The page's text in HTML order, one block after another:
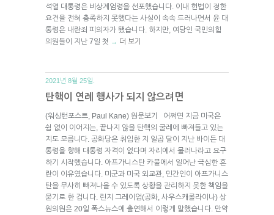
석열 대통령은 비상계엄령을 선포했습니다. 이내 헌법이 정한
요건을 전혀 충족하지 못했다는 사실이 속속 드러나면서 윤 대
통령은 내란죄 피의자가 됐습니다. 하지만, 여당인 국민의힘
의원들이 지난 7일 첫 → 더 보기
2021년 8월 25일.
탄핵이 연례 행사가 되지 않으려면
(워싱턴포스트, Paul Kane) 원문보기 어쩌면 지금 미국은
쉼 없이 이어지는, 끝나지 않을 탄핵의 굴레에 빠져들고 있는
지도 모릅니다. 공화당은 취임한 지 일곱 달이 지난 바이든 대
통령을 향해 대통령 자격이 없다며 자리에서 물러나라고 요구
하기 시작했습니다. 아프가니스탄 카불에서 일어난 극심한 혼
란이 이유였습니다. 미군과 미국 외교관, 민간인이 아프가니스
탄을 무사히 빠져나올 수 있도록 상황을 관리하지 못한 책임을
묻기로 한 겁니다. 린지 그레이엄(공화, 사우스캐롤라이나) 상
원의원은 20일 폭스뉴스에 출연해서 이렇게 말했습니다. 만약